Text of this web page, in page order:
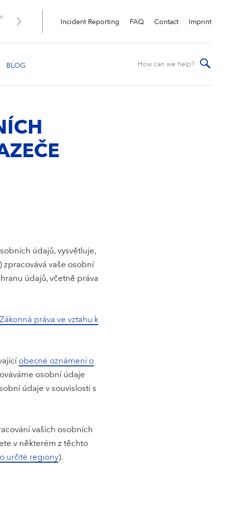
Incident Reporting FAQ Contact Imprint
údajů, vysvětluje,
vaše osobní
údajů, včetně práva
práva ve vztahu k
obecné oznámení o
osobní údaje
údaje v souvislosti s
vašich osobních
v některém z těchto
určité regiony).